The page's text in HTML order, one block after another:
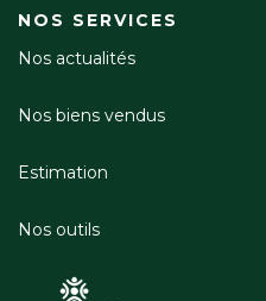
NOS SERVICES
Nos actualités
Nos biens vendus
Estimation
Nos outils